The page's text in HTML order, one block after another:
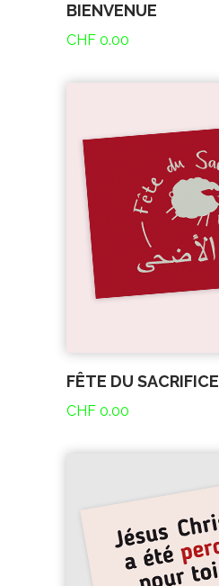
BIENVENUE
CHF 0.00
FÊTE DU SACRIFICE
CHF 0.00